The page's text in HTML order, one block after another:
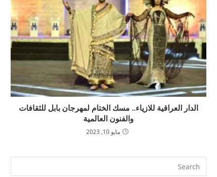
الدار العراقية للازياء.. مسك الختام لمهرجان بابل للثقافات
والفنون العالمية
مايو 10, 2023